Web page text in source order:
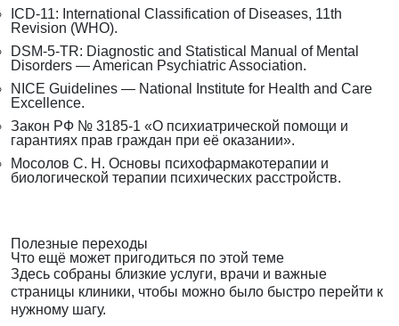
ICD-11: International Classification of Diseases, 11th
Revision (WHO).
DSM-5-TR: Diagnostic and Statistical Manual of Mental
Disorders — American Psychiatric Association.
NICE Guidelines — National Institute for Health and Care
Excellence.
Закон РФ № 3185-1 «О психиатрической помощи и
гарантиях прав граждан при её оказании».
Мосолов С. Н. Основы психофармакотерапии и
биологической терапии психических расстройств.
Полезные переходы
Что ещё может пригодиться по этой теме
Здесь собраны близкие услуги, врачи и важные
страницы клиники, чтобы можно было быстро перейти к
нужному шагу.